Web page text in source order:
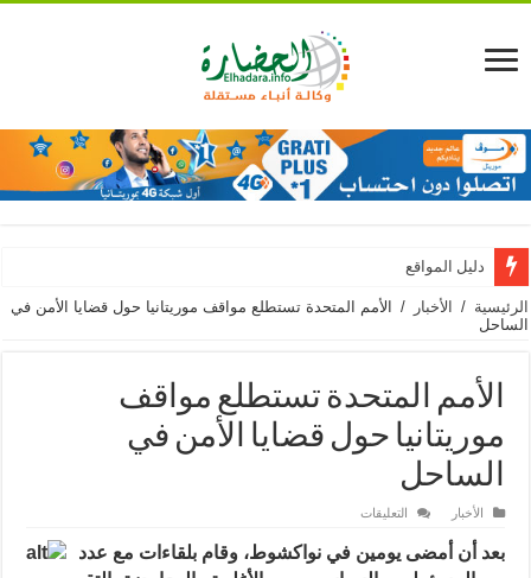
دليل المواقع
الرئيسية / الأخبار / الأمم المتحدة تستطلع مواقف موريتانيا حول قضايا الأمن في
الساحل
الأمم المتحدة تستطلع مواقف
موريتانيا حول قضايا الأمن في
الساحل
الأخبار التعليقات
تستطلع
مواقف
بعد أن أمضى يومين في نواكشوط، وقام بلقاءات مع عدد